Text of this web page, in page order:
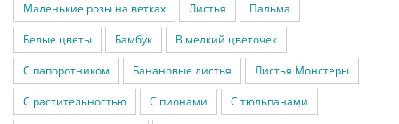
Маленькие розы на ветках Листья Пальма
Белые цветы Бамбук В мелкий цветочек
С папоротником Банановые листья Листья Монстеры
С растительностью С пионами С тюльпанами